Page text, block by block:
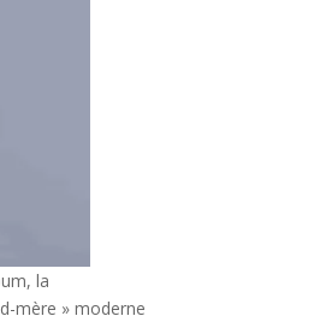
la
mère » moderne